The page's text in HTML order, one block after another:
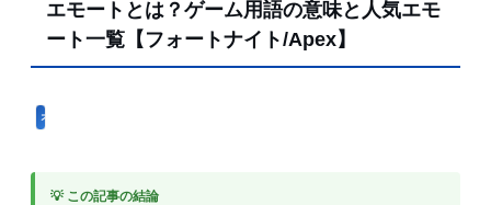
エモートとは？ゲーム用語の意味と人気エモ
ート一覧【フォートナイト/Apex】
オンラインゲーム用語
💡 この記事の結論